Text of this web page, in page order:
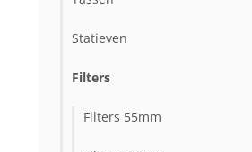
Statieven
Filters
Filters 55mm